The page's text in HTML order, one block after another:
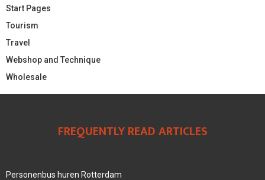
Start Pages
Tourism
Travel
Webshop and Technique
Wholesale
FREQUENTLY READ ARTICLES
Personenbus huren Rotterdam